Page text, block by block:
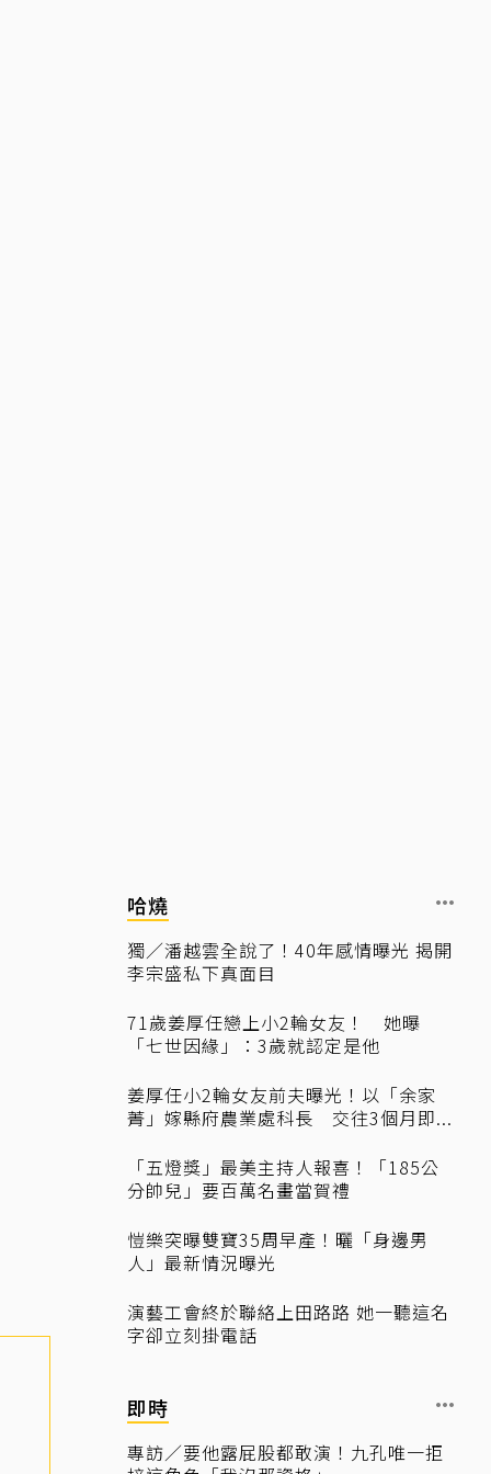
哈燒
獨／潘越雲全說了！40年感情曝光 揭開
李宗盛私下真面目
71歲姜厚任戀上小2輪女友！ 她曝
「七世因緣」：3歲就認定是他
姜厚任小2輪女友前夫曝光！以「余家
菁」嫁縣府農業處科長 交往3個月即...
「五燈獎」最美主持人報喜！「185公
分帥兒」要百萬名畫當賀禮
愷樂突曝雙寶35周早產！曬「身邊男
人」最新情況曝光
演藝工會終於聯絡上田路路 她一聽這名
字卻立刻掛電話
即時
專訪／要他露屁股都敢演！九孔唯一拒